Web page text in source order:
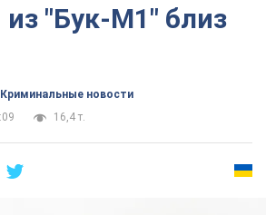
"Бук-М1" близ
Криминальные новости
16,4 т.